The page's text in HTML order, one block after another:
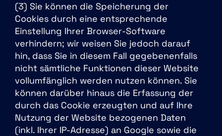
(3) Sie können die Speicherung der
Cookies durch eine entsprechende
Einstellung Ihrer Browser-Software
verhindern; wir weisen Sie jedoch darauf
hin, dass Sie in diesem Fall gegebenenfalls
nicht sämtliche Funktionen dieser Website
vollumfänglich werden nutzen können. Sie
können darüber hinaus die Erfassung der
durch das Cookie erzeugten und auf Ihre
Nutzung der Website bezogenen Daten
(inkl. Ihrer IP-Adresse) an Google sowie die